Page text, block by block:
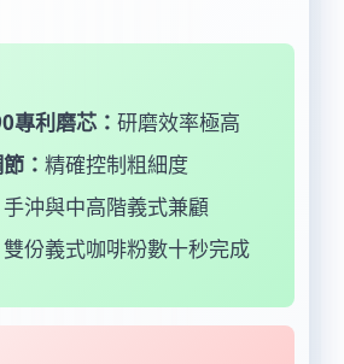
專利磨芯： 研磨效率極高
： 精確控制粗細度
手沖與中高階義式兼顧
雙份義式咖啡粉數十秒完成